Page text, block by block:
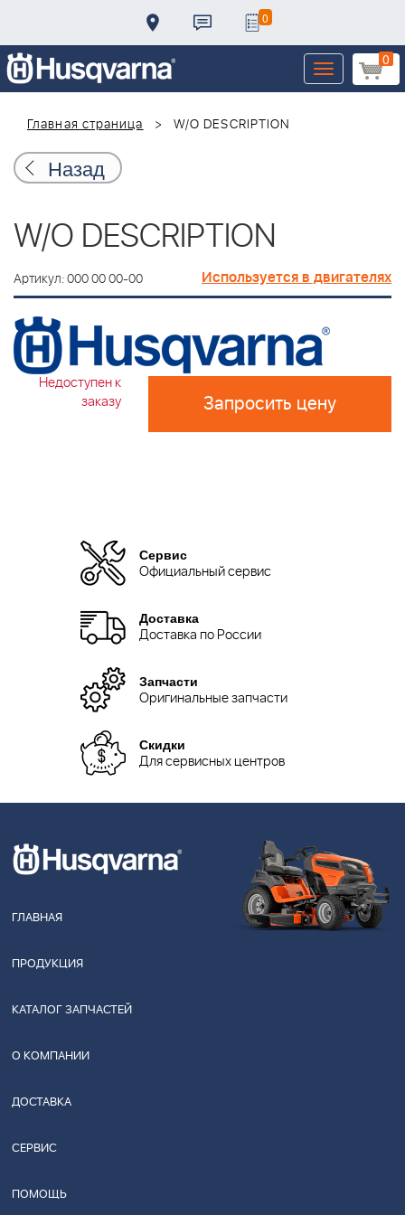
0
0
Toggle
navigation
Главная страница
W/O DESCRIPTION
Назад
W/O DESCRIPTION
Артикул: 000 00 00-00 Используется в двигателях
Недоступен к
заказу
Запросить цену
Сервис
Официальный сервис
Доставка
Доставка по России
Запчасти
Оригинальные запчасти
Скидки
Для сервисных центров
ГЛАВНАЯ
ПРОДУКЦИЯ
КАТАЛОГ ЗАПЧАСТЕЙ
О КОМПАНИИ
ДОСТАВКА
СЕРВИС
ПОМОЩЬ